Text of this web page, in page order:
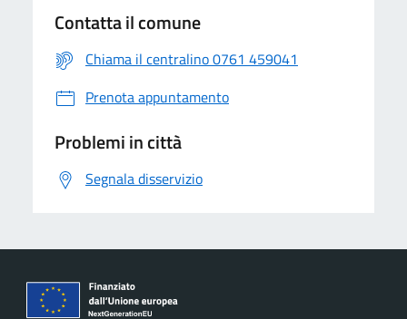
Contatta il comune
Chiama il centralino 0761 459041
Prenota appuntamento
Problemi in città
Segnala disservizio